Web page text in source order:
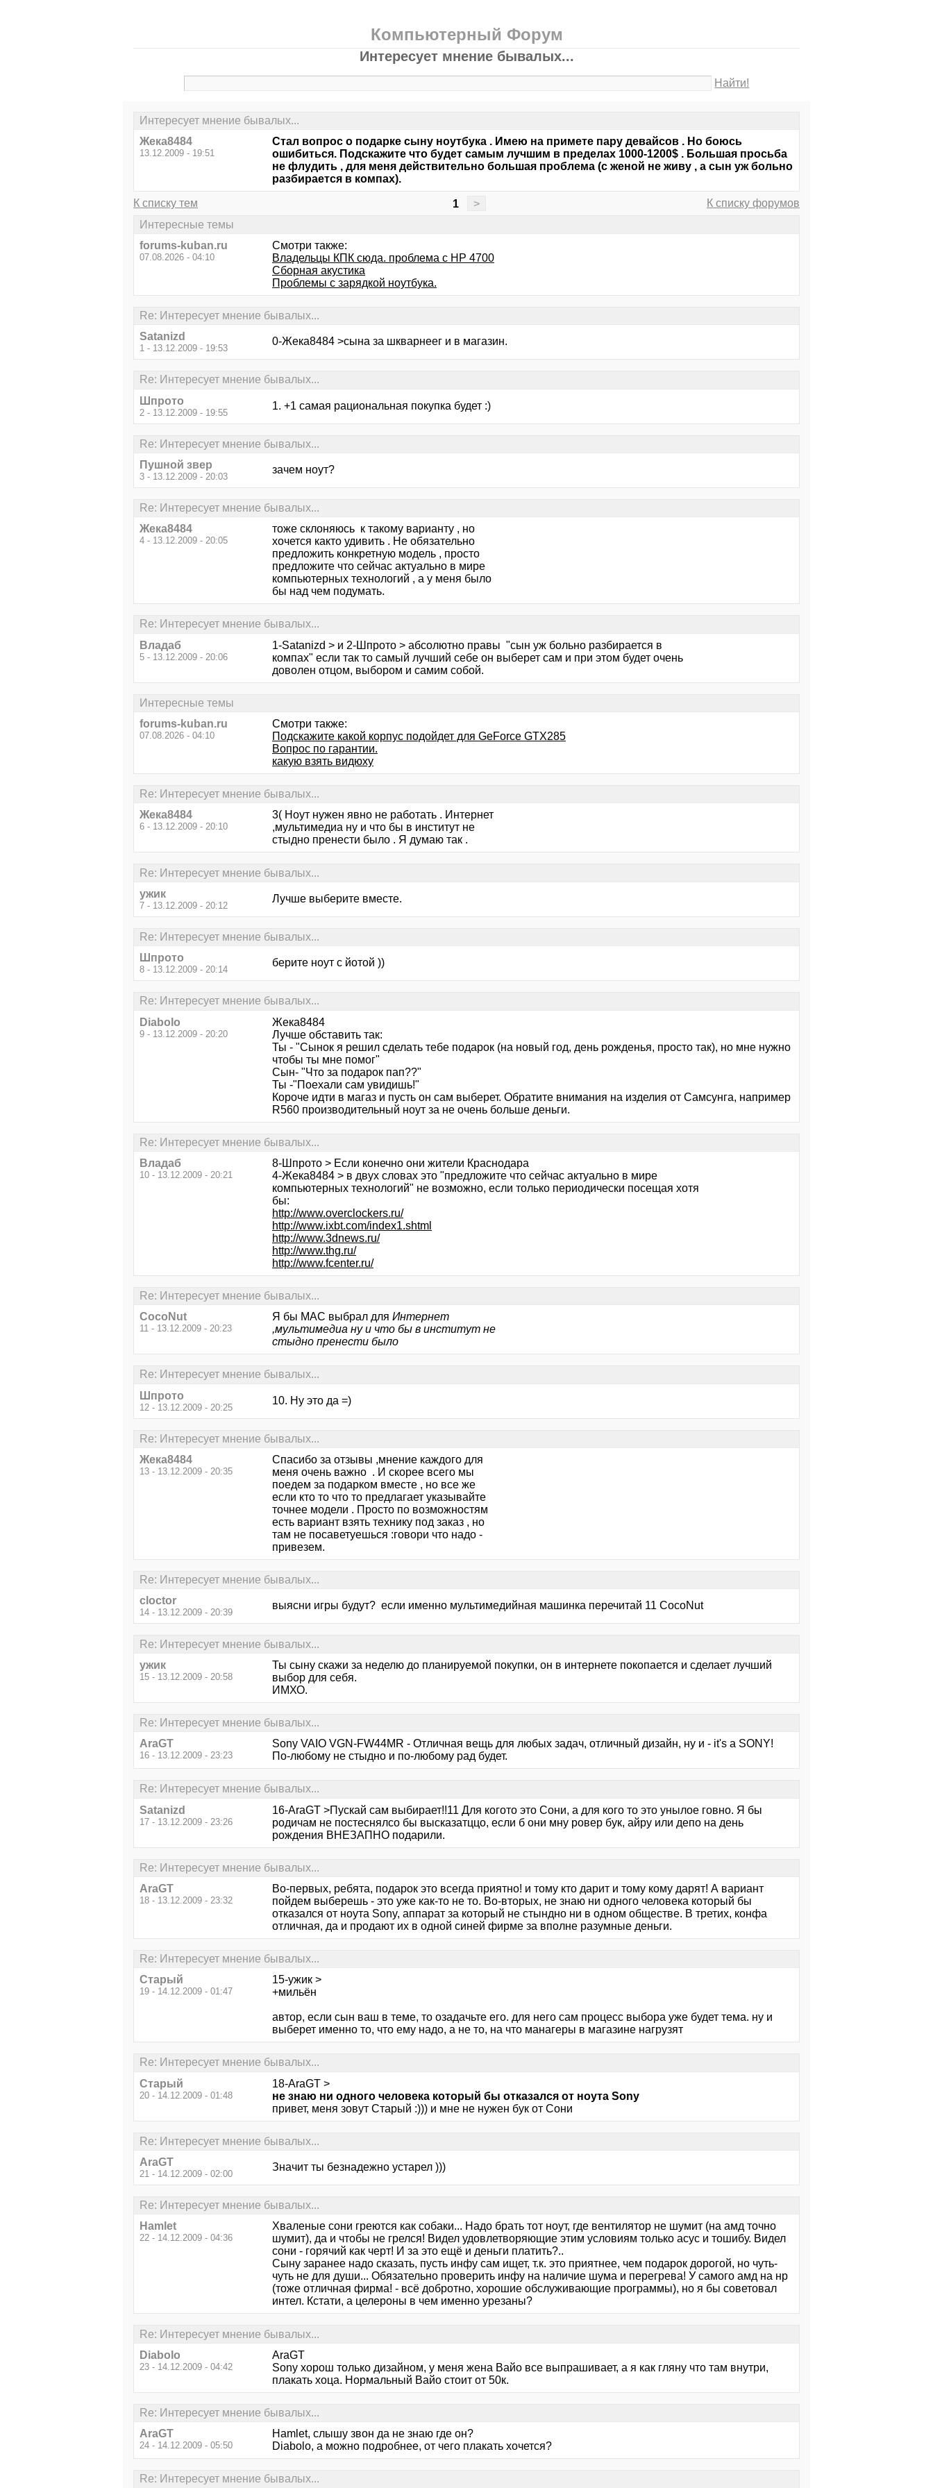
Компьютерный Форум
Интересует мнение бывалых...
Найти!
Интересует мнение бывалых...
Жeка8484
13.12.2009 - 19:51
Стал вопрос о подарке сыну ноутбука . Имею на примете пару девайсов . Но боюсь
ошибиться. Подскажите что будет самым лучшим в пределах 1000-1200$ . Большая просьба
не флудить , для меня действительно большая проблема (с женой не живу , а сын уж больно
разбирается в компах).
К списку тем 1 >
К списку форумов
Интересные темы
forums-kuban.ru
07.08.2026 - 04:10
Смотри также:
Владельцы КПК сюда. проблема с HP 4700
Сборная акустика
Проблемы с зарядкой ноутбука.
Re: Интересует мнение бывалых...
Satanizd
1 - 13.12.2009 - 19:53
0-Жeка8484 >сына за шкварнеег и в магазин.
Re: Интересует мнение бывалых...
Шпрото
2 - 13.12.2009 - 19:55
1. +1 самая рациональная покупка будет :)
Re: Интересует мнение бывалых...
Пушной звер
3 - 13.12.2009 - 20:03
зачем ноут?
Re: Интересует мнение бывалых...
Жeка8484
4 - 13.12.2009 - 20:05
тоже склоняюсь к такому варианту , но
хочется както удивить . Не обязательно
предложить конкретную модель , просто
предложите что сейчас актуально в мире
компьютерных технологий , а у меня было
бы над чем подумать.
Re: Интересует мнение бывалых...
Владаб
5 - 13.12.2009 - 20:06
1-Satanizd > и 2-Шпрото > абсолютно правы "сын уж больно разбирается в
компах" если так то самый лучший себе он выберет сам и при этом будет очень
доволен отцом, выбором и самим собой.
Интересные темы
forums-kuban.ru
07.08.2026 - 04:10
Смотри также:
Подскажите какой корпус подойдет для GeForce GTX285
Вопрос по гарантии.
какую взять видюху
Re: Интересует мнение бывалых...
Жeка8484
6 - 13.12.2009 - 20:10
3( Ноут нужен явно не работать . Интернет
,мультимедиа ну и что бы в институт не
стыдно пренести было . Я думаю так .
Re: Интересует мнение бывалых...
ужик
7 - 13.12.2009 - 20:12
Лучше выберите вместе.
Re: Интересует мнение бывалых...
Шпрото
8 - 13.12.2009 - 20:14
берите ноут с йотой ))
Re: Интересует мнение бывалых...
Diabolo
9 - 13.12.2009 - 20:20
Жeка8484
Лучше обставить так:
Ты - "Сынок я решил сделать тебе подарок (на новый год, день рожденья, просто так), но мне нужно
чтобы ты мне помог"
Сын- "Что за подарок пап??"
Ты -"Поехали сам увидишь!"
Короче идти в магаз и пусть он сам выберет. Обратите внимания на изделия от Самсунга, например
R560 производительный ноут за не очень больше деньги.
Re: Интересует мнение бывалых...
Владаб
10 - 13.12.2009 - 20:21
8-Шпрото > Если конечно они жители Краснодара
4-Жeка8484 > в двух словах это "предложите что сейчас актуально в мире
компьютерных технологий" не возможно, если только периодически посещая хотя
бы:
http://www.overclockers.ru/
http://www.ixbt.com/index1.shtml
http://www.3dnews.ru/
http://www.thg.ru/
http://www.fcenter.ru/
Re: Интересует мнение бывалых...
CocoNut
11 - 13.12.2009 - 20:23
Я бы MAC выбрал для Интернет
,мультимедиа ну и что бы в институт не
стыдно пренести было
Re: Интересует мнение бывалых...
Шпрото
12 - 13.12.2009 - 20:25
10. Ну это да =)
Re: Интересует мнение бывалых...
Жeка8484
13 - 13.12.2009 - 20:35
Спасибо за отзывы ,мнение каждого для
меня очень важно . И скорее всего мы
поедем за подарком вместе , но все же
если кто то что то предлагает указывайте
точнее модели . Просто по возможностям
есть вариант взять технику под заказ , но
там не посаветуешься :говори что надо -
привезем.
Re: Интересует мнение бывалых...
cloctor
14 - 13.12.2009 - 20:39
выясни игры будут? если именно мультимедийная машинка перечитай 11 CocoNut
Re: Интересует мнение бывалых...
ужик
15 - 13.12.2009 - 20:58
Ты сыну скажи за неделю до планируемой покупки, он в интернете покопается и сделает лучший
выбор для себя.
ИМХО.
Re: Интересует мнение бывалых...
AraGT
16 - 13.12.2009 - 23:23
Sony VAIO VGN-FW44MR - Отличная вещь для любых задач, отличный дизайн, ну и - it's a SONY!
По-любому не стыдно и по-любому рад будет.
Re: Интересует мнение бывалых...
Satanizd
17 - 13.12.2009 - 23:26
16-AraGT >Пускай сам выбирает!!11 Для когото это Сони, а для кого то это унылое говно. Я бы
родичам не постеснялсо бы высказатццо, если б они мну ровер бук, айру или депо на день
рождения ВНЕЗАПНО подарили.
Re: Интересует мнение бывалых...
AraGT
18 - 13.12.2009 - 23:32
Во-первых, ребята, подарок это всегда приятно! и тому кто дарит и тому кому дарят! А вариант
пойдем выберешь - это уже как-то не то. Во-вторых, не знаю ни одного человека который бы
отказался от ноута Sony, аппарат за который не стындно ни в одном обществе. В третих, конфа
отличная, да и продают их в одной синей фирме за вполне разумные деньги.
Re: Интересует мнение бывалых...
Старый
19 - 14.12.2009 - 01:47
15-ужик >
+мильён
автор, если сын ваш в теме, то озадачьте его. для него сам процесс выбора уже будет тема. ну и
выберет именно то, что ему надо, а не то, на что манагеры в магазине нагрузят
Re: Интересует мнение бывалых...
Старый
20 - 14.12.2009 - 01:48
18-AraGT >
не знаю ни одного человека который бы отказался от ноута Sony
привет, меня зовут Старый :))) и мне не нужен бук от Сони
Re: Интересует мнение бывалых...
AraGT
21 - 14.12.2009 - 02:00
Значит ты безнадежно устарел )))
Re: Интересует мнение бывалых...
Hamlet
22 - 14.12.2009 - 04:36
Хваленые сони греются как собаки... Надо брать тот ноут, где вентилятор не шумит (на амд точно
шумит), да и чтобы не грелся! Видел удовлетворяющие этим условиям только асус и тошибу. Видел
сони - горячий как черт! И за это ещё и деньги платить?..
Сыну заранее надо сказать, пусть инфу сам ищет, т.к. это приятнее, чем подарок дорогой, но чуть-
чуть не для души... Обязательно проверить инфу на наличие шума и перегрева! У самого амд на нр
(тоже отличная фирма! - всё добротно, хорошие обслуживающие программы), но я бы советовал
интел. Кстати, а целероны в чем именно урезаны?
Re: Интересует мнение бывалых...
Diabolo
23 - 14.12.2009 - 04:42
AraGT
Sony хорош только дизайном, у меня жена Вайо все выпрашивает, а я как гляну что там внутри,
плакать хоца. Нормальный Вайо стоит от 50к.
Re: Интересует мнение бывалых...
AraGT
24 - 14.12.2009 - 05:50
Hamlet, слышу звон да не знаю где он?
Diabolo, а можно подробнее, от чего плакать хочется?
Re: Интересует мнение бывалых...